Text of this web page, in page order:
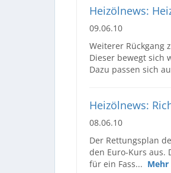
Heizölnews:
09.06.10
Weiterer Rückgang
Dieser bewegt sich
Dazu passen sich
Heizölnews:
08.06.10
Der Rettungsplan
den Euro-Kurs aus.
für ein Fass... Mehr